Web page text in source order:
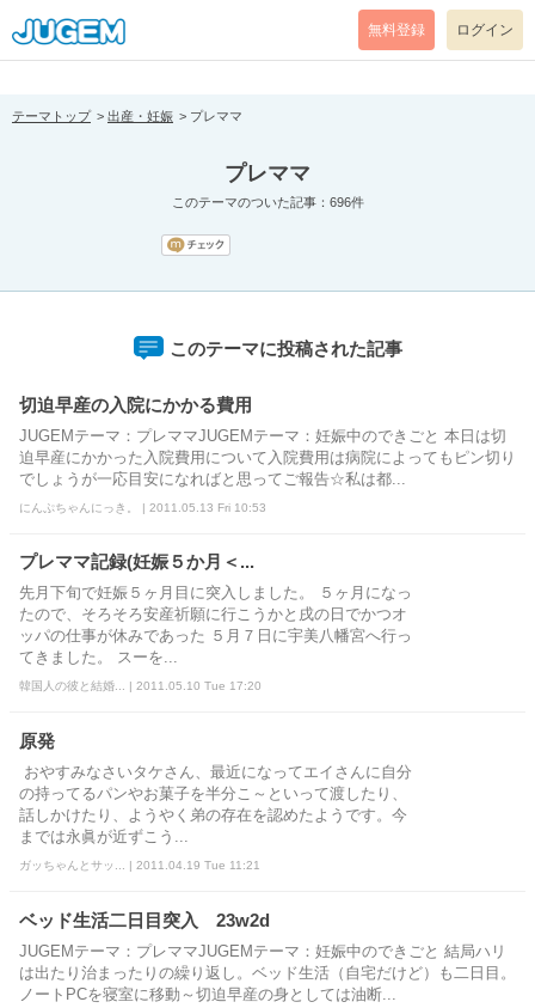
[pear_error: message="Success" code=0 mode=return level=notice
prefix="" info=""]
無料登録 ログイン
テーマトップ 出産・妊娠 プレママ
プレママ
このテーマのついた記事：696件
このテーマに投稿された記事
切迫早産の入院にかかる費用
JUGEMテーマ：プレママJUGEMテーマ：妊娠中のできごと 本日は切
迫早産にかかった入院費用について入院費用は病院によってもピン切り
でしょうが一応目安になればと思ってご報告☆私は都...
にんぷちゃんにっき。 | 2011.05.13 Fri 10:53
プレママ記録(妊娠５か月＜...
先月下旬で妊娠５ヶ月目に突入しました。 ５ヶ月になっ
たので、そろそろ安産祈願に行こうかと戌の日でかつオ
ッパの仕事が休みであった ５月７日に宇美八幡宮へ行っ
てきました。 スーを...
韓国人の彼と結婚... | 2011.05.10 Tue 17:20
原発
おやすみなさいタケさん、最近になってエイさんに自分
の持ってるパンやお菓子を半分こ～といって渡したり、
話しかけたり、ようやく弟の存在を認めたようです。今
までは永眞が近ずこう...
ガッちゃんとサッ... | 2011.04.19 Tue 11:21
ベッド生活二日目突入 23w2d
JUGEMテーマ：プレママJUGEMテーマ：妊娠中のできごと 結局ハリ
は出たり治まったりの繰り返し。ベッド生活（自宅だけど）も二日目。
ノートPCを寝室に移動～切迫早産の身としては油断...